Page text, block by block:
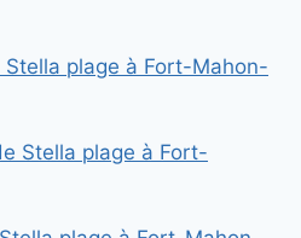
plage à Fort-Mahon-
Stella plage à Fort-